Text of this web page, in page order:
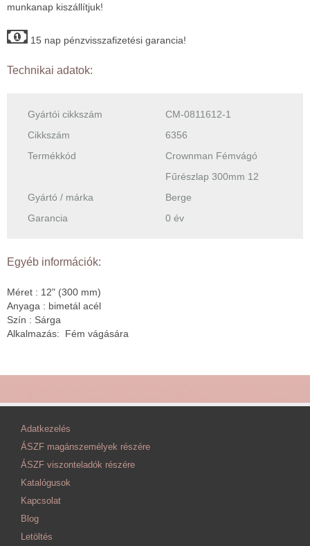
munkanap kiszállítjuk!
15 nap pénzvisszafizetési garancia!
Technikai adatok:
Gyártói cikkszám
CM-0811612-1
Cikkszám
6356
Termékkód
Crownman Fémvágó
Fűrészlap 300mm 12
Gyártó / márka
Berge
Garancia
0 év
Egyéb információk:
Méret : 12" (300 mm)
Anyaga : bimetál acél
Szín : Sárga
Alkalmazás: Fém vágására
Adatkezelés
ÁSZF magánszemélyek részére
ÁSZF viszonteladók részére
Katalógusok
Kapcsolat
Blog
Letöltés